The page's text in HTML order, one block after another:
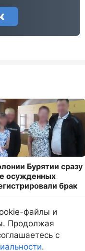
Бурятии сразу
осужденных
брак
файлы и
Продолжая
с
.